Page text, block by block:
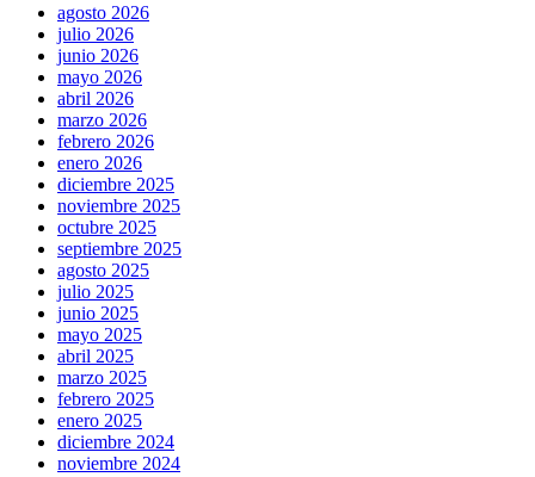
agosto 2026
julio 2026
junio 2026
mayo 2026
abril 2026
marzo 2026
febrero 2026
enero 2026
diciembre 2025
noviembre 2025
octubre 2025
septiembre 2025
agosto 2025
julio 2025
junio 2025
mayo 2025
abril 2025
marzo 2025
febrero 2025
enero 2025
diciembre 2024
noviembre 2024